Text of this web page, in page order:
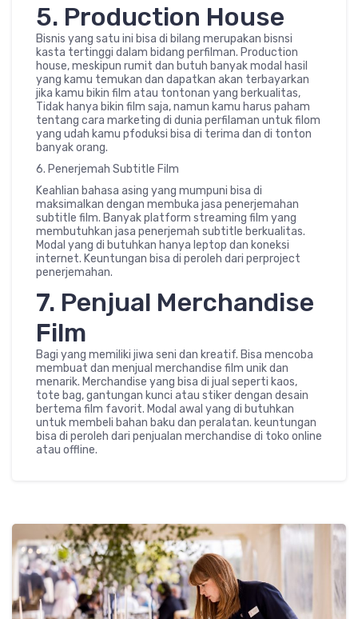
5. Production House
Bisnis yang satu ini bisa di bilang merupakan bisnsi
kasta tertinggi dalam bidang perfilman. Production
house, meskipun rumit dan butuh banyak modal hasil
yang kamu temukan dan dapatkan akan terbayarkan
jika kamu bikin film atau tontonan yang berkualitas,
Tidak hanya bikin film saja, namun kamu harus paham
tentang cara marketing di dunia perfilaman untuk filom
yang udah kamu pfoduksi bisa di terima dan di tonton
banyak orang.
6. Penerjemah Subtitle Film
Keahlian bahasa asing yang mumpuni bisa di
maksimalkan dengan membuka jasa penerjemahan
subtitle film. Banyak platform streaming film yang
membutuhkan jasa penerjemah subtitle berkualitas.
Modal yang di butuhkan hanya leptop dan koneksi
internet. Keuntungan bisa di peroleh dari perproject
penerjemahan.
7. Penjual Merchandise
Film
Bagi yang memiliki jiwa seni dan kreatif. Bisa mencoba
membuat dan menjual merchandise film unik dan
menarik. Merchandise yang bisa di jual seperti kaos,
tote bag, gantungan kunci atau stiker dengan desain
bertema film favorit. Modal awal yang di butuhkan
untuk membeli bahan baku dan peralatan. keuntungan
bisa di peroleh dari penjualan merchandise di toko online
atau offline.